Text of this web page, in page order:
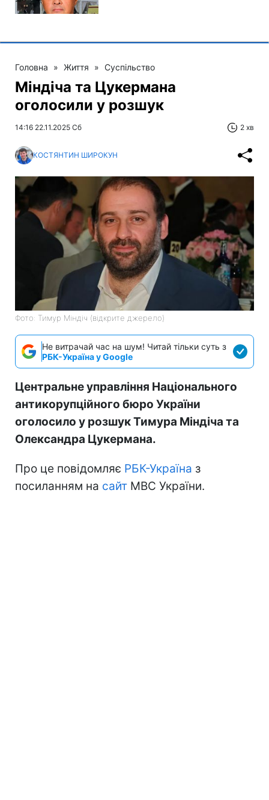
Головна » Життя » Суспільство
Міндіча та Цукермана
оголосили у розшук
14:16 22.11.2025 Сб 2 хв
КОСТЯНТИН ШИРОКУН
Фото: Тимур Міндіч (відкрите джерело)
Не витрачай час на шум! Читай тільки суть з
РБК-Україна у Google
Центральне управління Національного
антикорупційного бюро України
оголосило у розшук Тимура Міндіча та
Олександра Цукермана.
Про це повідомляє РБК-Україна з
посиланням на сайт МВС України.